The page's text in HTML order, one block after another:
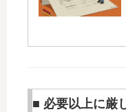
■ 必要以上に厳